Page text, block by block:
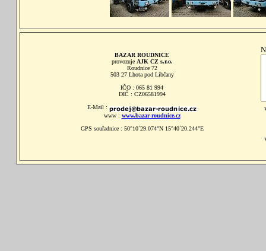
BAZAR ROUDNICE
provozuje AJK CZ s.r.o.
Roudnice 72
503 27 Lhota pod Libčany
IČO : 065 81 994
DIČ : CZ06581994
E-Mail :
www : www.bazar-roudnice.cz
GPS souřadnice : 50°10´29.074"N 15°40´20.244"E